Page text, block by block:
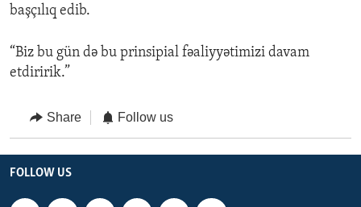
başçılıq edib.
“Biz bu gün də bu prinsipial fəaliyyətimizi davam
etdiririk.”
Share Follow us
FOLLOW US